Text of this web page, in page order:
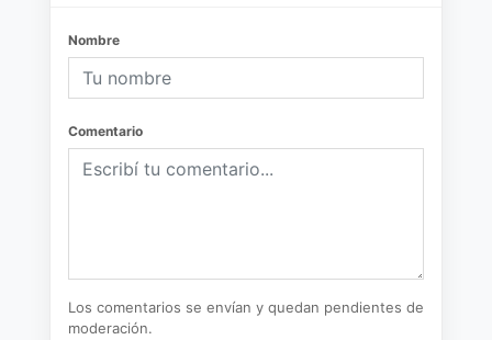
Nombre
Comentario
Los comentarios se envían y quedan pendientes de
moderación.